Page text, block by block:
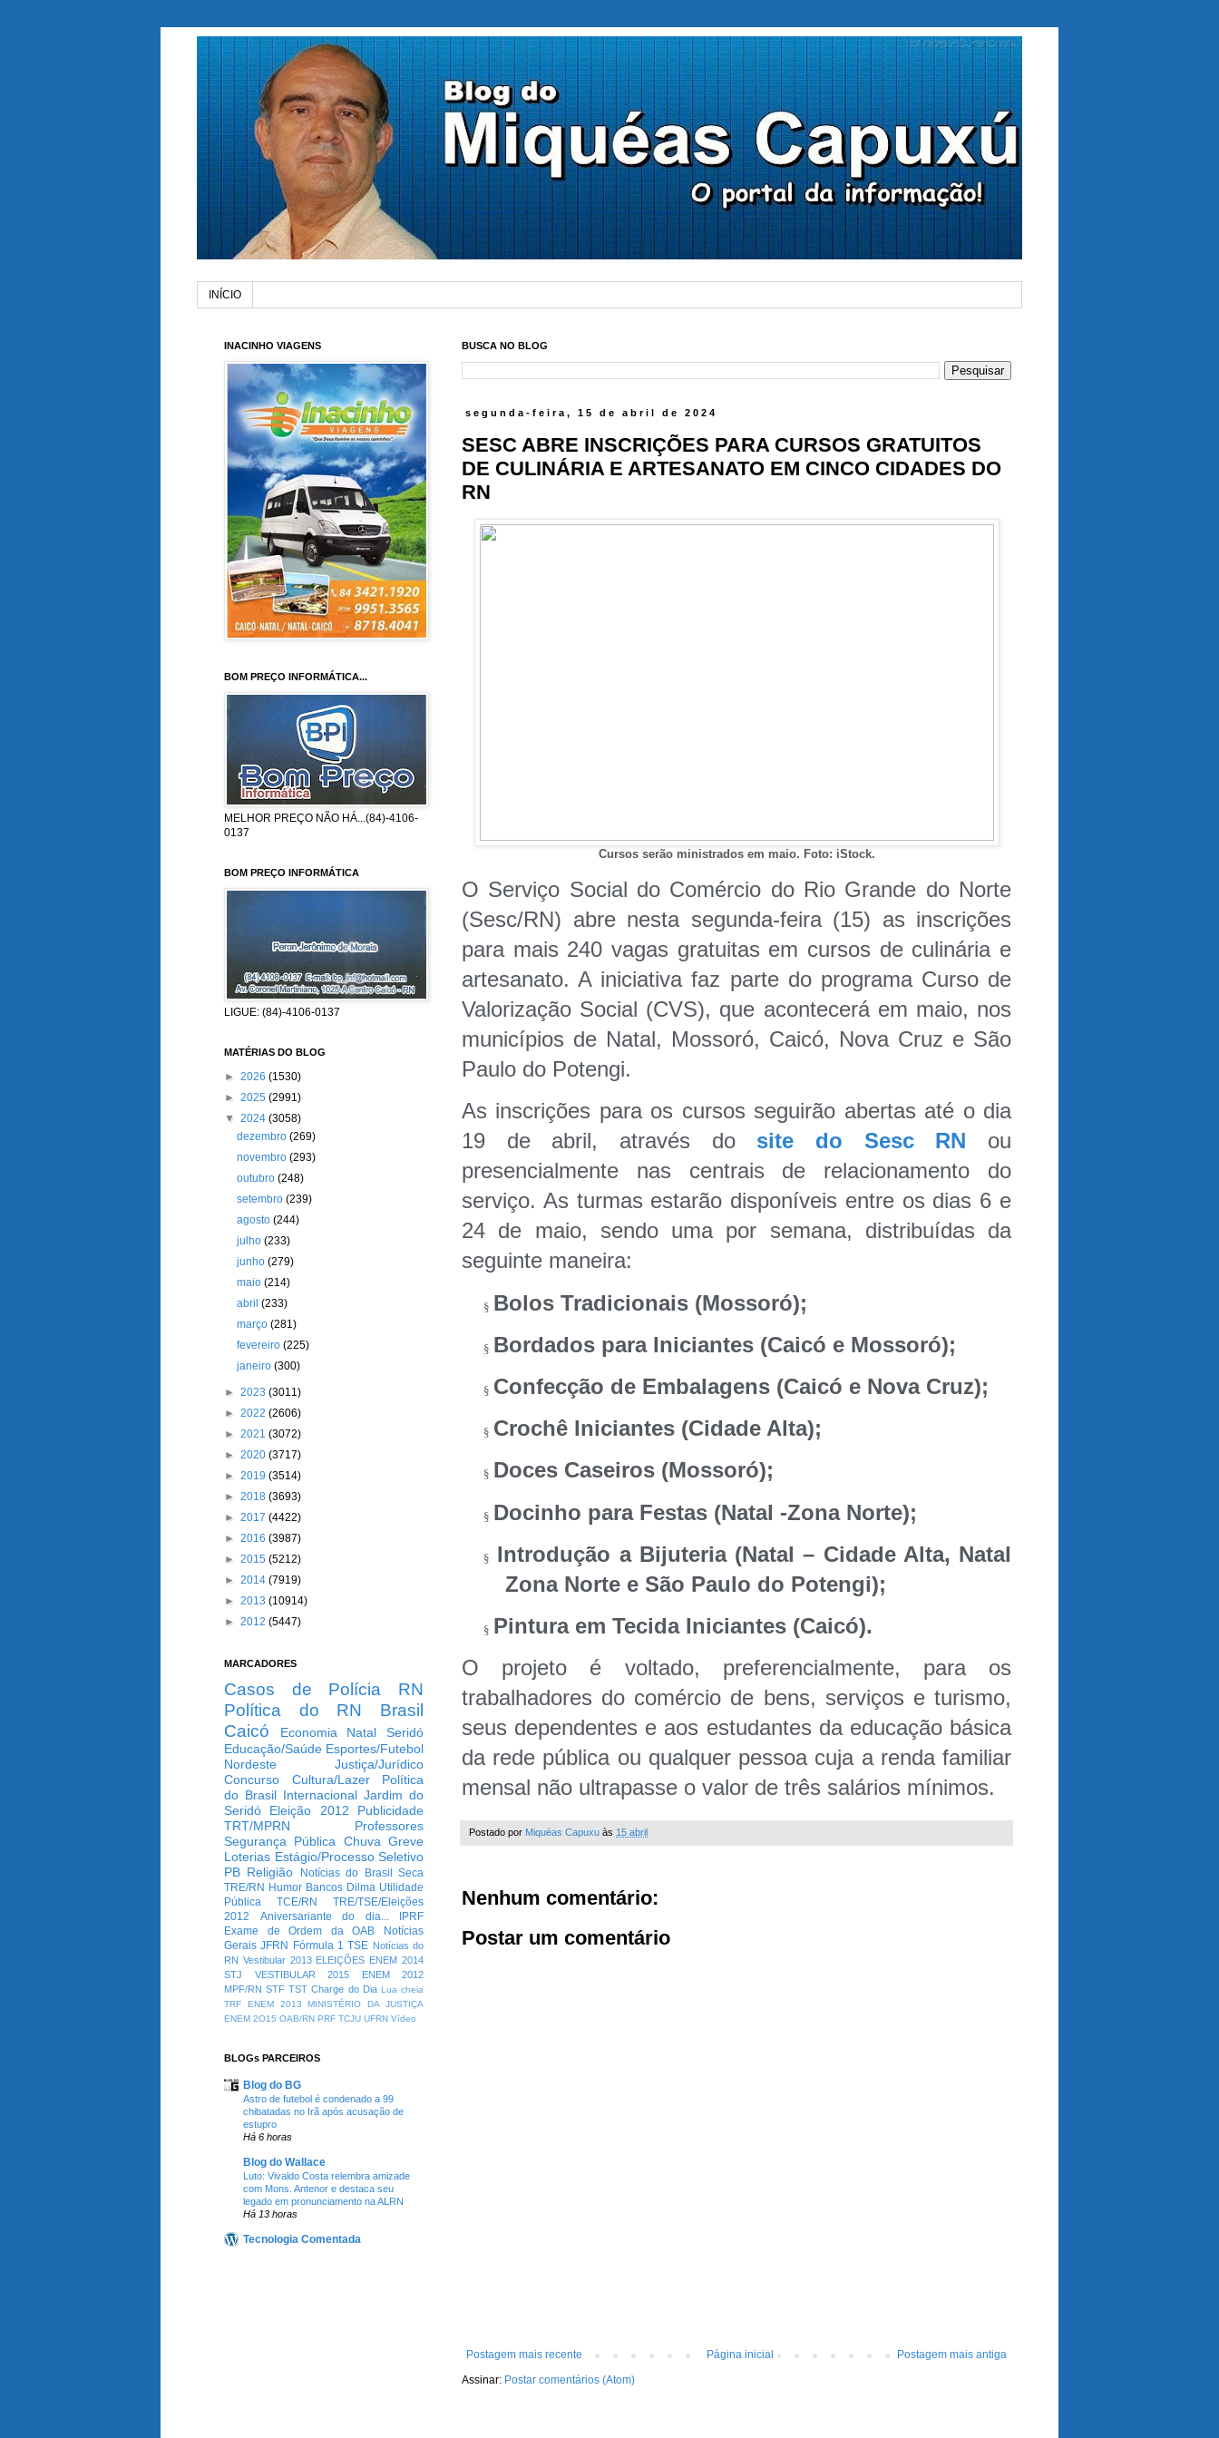
INÍCIO
BUSCA NO BLOG
segunda-feira, 15 de abril de 2024
SESC ABRE INSCRIÇÕES PARA CURSOS GRATUITOS
DE CULINÁRIA E ARTESANATO EM CINCO CIDADES DO
RN
Cursos serão ministrados em maio. Foto: iStock.
O Serviço Social do Comércio do Rio Grande do Norte
(Sesc/RN) abre nesta segunda-feira (15) as inscrições
para mais 240 vagas gratuitas em cursos de culinária e
artesanato. A iniciativa faz parte do programa Curso de
Valorização Social (CVS), que acontecerá em maio, nos
municípios de Natal, Mossoró, Caicó, Nova Cruz e São
Paulo do Potengi.
As inscrições para os cursos seguirão abertas até o dia
19 de abril, através do site do Sesc RN ou
presencialmente nas centrais de relacionamento do
serviço. As turmas estarão disponíveis entre os dias 6 e
24 de maio, sendo uma por semana, distribuídas da
seguinte maneira:
§ Bolos Tradicionais (Mossoró);
§ Bordados para Iniciantes (Caicó e Mossoró);
§ Confecção de Embalagens (Caicó e Nova Cruz);
§ Crochê Iniciantes (Cidade Alta);
§ Doces Caseiros (Mossoró);
§ Docinho para Festas (Natal -Zona Norte);
§
Introdução a Bijuteria (Natal – Cidade Alta, Natal
Zona Norte e São Paulo do Potengi);
§ Pintura em Tecida Iniciantes (Caicó).
O projeto é voltado, preferencialmente, para os
trabalhadores do comércio de bens, serviços e turismo,
seus dependentes e aos estudantes da educação básica
da rede pública ou qualquer pessoa cuja a renda familiar
mensal não ultrapasse o valor de três salários mínimos.
Postado por Miquéas Capuxu às 15 abril
Nenhum comentário:
Postar um comentário
Postagem mais recente Postagem mais antiga
Página inicial
Assinar: Postar comentários (Atom)
INACINHO VIAGENS
BOM PREÇO INFORMÁTICA...
MELHOR PREÇO NÃO HÁ...(84)-4106-
0137
BOM PREÇO INFORMÁTICA
LIGUE: (84)-4106-0137
MATÉRIAS DO BLOG
► 2026 (1530)
► 2025 (2991)
▼ 2024 (3058)
dezembro(269)
novembro(293)
outubro(248)
setembro(239)
agosto(244)
julho(233)
junho(279)
maio(214)
abril(233)
março(281)
fevereiro(225)
janeiro(300)
► 2023 (3011)
► 2022 (2606)
► 2021 (3072)
► 2020 (3717)
► 2019 (3514)
► 2018 (3693)
► 2017 (4422)
► 2016 (3987)
► 2015 (5212)
► 2014 (7919)
► 2013 (10914)
► 2012 (5447)
MARCADORES
Casos de Polícia
RN
Política do RN
Brasil
Caicó
Economia Natal
Seridó
Educação/Saúde Esportes/Futebol
Nordeste
Justiça/Jurídico
Concurso
Cultura/Lazer
Política
do Brasil Internacional Jardim do
Seridó
Eleição 2012
Publicidade
TRT/MPRN
Professores
Segurança Pública Chuva Greve
Loterias Estágio/Processo Seletivo
PB Religião Notícias do Brasil
Seca
TRE/RN Humor Bancos Dilma Utilidade
Pública
TCE/RN
TRE/TSE/Eleições
2012
Aniversariante do dia...
IPRF
Exame de Ordem da OAB
Notícias
Gerais JFRN Fórmula 1 TSE Notícias do
RN Vestibular 2013 ELEIÇÕES ENEM 2014
STJ
VESTIBULAR 2015
ENEM 2012
MPF/RN STF TST Charge do Dia Lua cheia
TRF
ENEM 2013
MINISTÉRIO DA JUSTIÇA
ENEM 2O15 OAB/RN PRF TCJU UFRN Vídeo
BLOGs PARCEIROS
Blog do BG
Astro de futebol é condenado a 99
chibatadas no Irã após acusação de
estupro
Há 6 horas
Blog do Wallace
Luto: Vivaldo Costa relembra amizade
com Mons. Antenor e destaca seu
legado em pronunciamento na ALRN
Há 13 horas
Tecnologia Comentada